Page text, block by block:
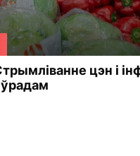
цэн і
ўрадам